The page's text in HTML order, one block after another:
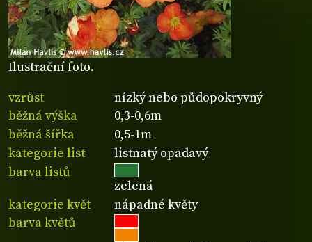
Ilustrační foto.
vzrůst
nízký nebo půdopokryvný
běžná výška
0,3-0,6m
běžná šířka
0,5-1m
kategorie list
listnatý opadavý
barva listů
zelená
kategorie květ
nápadné květy
barva květů